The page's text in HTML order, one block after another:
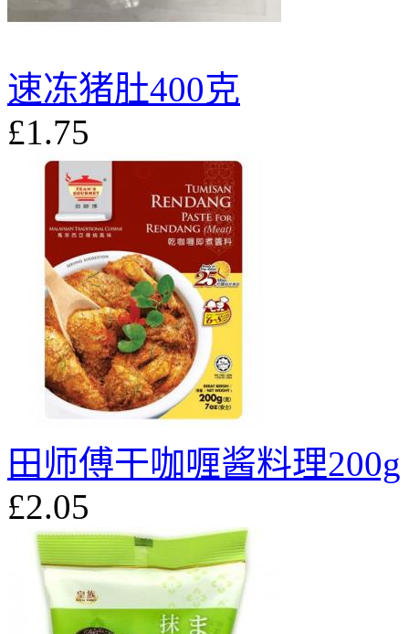
速冻猪肚400克
£1.75
田师傅干咖喱酱料理200g
£2.05